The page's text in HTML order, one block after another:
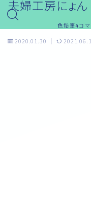
夫婦工房にょ
色鉛筆4コマ
2020.01.30